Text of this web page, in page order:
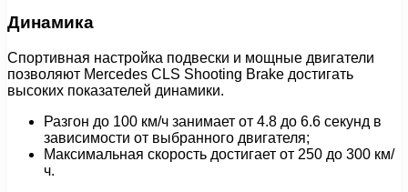
Динамика
Спортивная настройка подвески и мощные двигатели
позволяют Mercedes CLS Shooting Brake достигать
высоких показателей динамики.
Разгон до 100 км/ч занимает от 4.8 до 6.6 секунд в
зависимости от выбранного двигателя;
Максимальная скорость достигает от 250 до 300 км/
ч.